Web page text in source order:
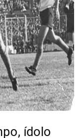
ídolo